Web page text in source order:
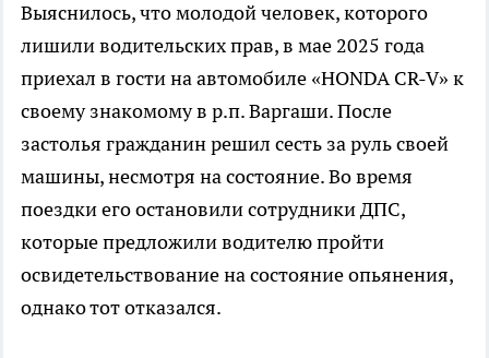
Выяснилось, что молодой человек, которого
лишили водительских прав, в мае 2025 года
приехал в гости на автомобиле «HONDA CR-V» к
своему знакомому в р.п. Варгаши. После
застолья гражданин решил сесть за руль своей
машины, несмотря на состояние. Во время
поездки его остановили сотрудники ДПС,
которые предложили водителю пройти
освидетельствование на состояние опьянения,
однако тот отказался.